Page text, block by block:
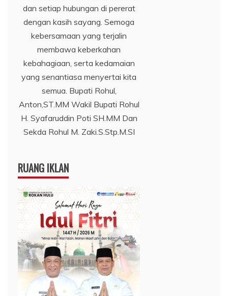
dan setiap hubungan di pererat
dengan kasih sayang. Semoga
kebersamaan yang terjalin
membawa keberkahan
kebahagiaan, serta kedamaian
yang senantiasa menyertai kita
semua. Bupati Rohul,
Anton,ST.MM Wakil Bupati Rohul
H. Syafaruddin Poti SH.MM Dan
Sekda Rohul M. Zaki.S.Stp.M.SI
RUANG IKLAN